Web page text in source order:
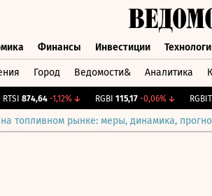
Финансы Инвестиции
Город Ведомости& Аналитика
RTSI 874,64 -1,12%↓ RGBI 115,17 -0,06%↓ RGBITR
топливном рынке: меры, динамика,